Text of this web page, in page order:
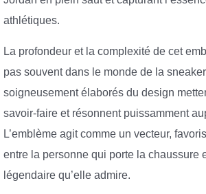
athlétiques.
La profondeur et la complexité de cet
pas souvent dans le monde de la
soigneusement élaborés du design
savoir-faire et résonnent puissamment
L’emblème agit comme un vecteur,
entre la personne qui porte la chaussure
légendaire qu’elle admire.